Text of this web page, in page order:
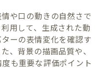
や口の動きの自然さで
用して、生成された動
ーの表情変化を確認す
、背景の描画品質や、
も重要な評価ポイント